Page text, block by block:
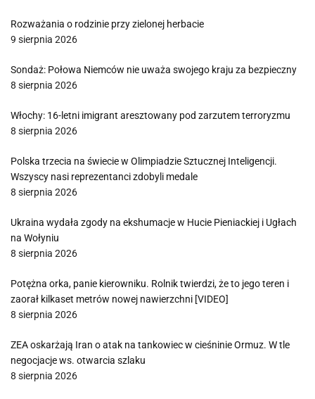
Rozważania o rodzinie przy zielonej herbacie
9 sierpnia 2026
Sondaż: Połowa Niemców nie uważa swojego kraju za bezpieczny
8 sierpnia 2026
Włochy: 16-letni imigrant aresztowany pod zarzutem terroryzmu
8 sierpnia 2026
Polska trzecia na świecie w Olimpiadzie Sztucznej Inteligencji.
Wszyscy nasi reprezentanci zdobyli medale
8 sierpnia 2026
Ukraina wydała zgody na ekshumacje w Hucie Pieniackiej i Ugłach
na Wołyniu
8 sierpnia 2026
Potężna orka, panie kierowniku. Rolnik twierdzi, że to jego teren i
zaorał kilkaset metrów nowej nawierzchni [VIDEO]
8 sierpnia 2026
ZEA oskarżają Iran o atak na tankowiec w cieśninie Ormuz. W tle
negocjacje ws. otwarcia szlaku
8 sierpnia 2026